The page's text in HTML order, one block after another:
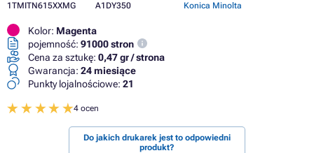
1TMITN615XXMG
A1DY350
Konica Minolta
Kolor: Magenta
pojemność: 91000 stron
Cena za sztukę: 0,47 gr / strona
Gwarancja: 24 miesiące
Punkty lojalnościowe: 21
4 ocen
Do jakich drukarek jest to odpowiedni
produkt?